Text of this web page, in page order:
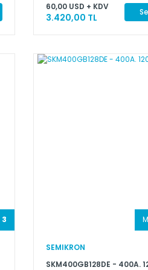
60,00 USD + KDV
3.420,00 TL
3
SEMIKRON
SKM400GB128DE - 400A.